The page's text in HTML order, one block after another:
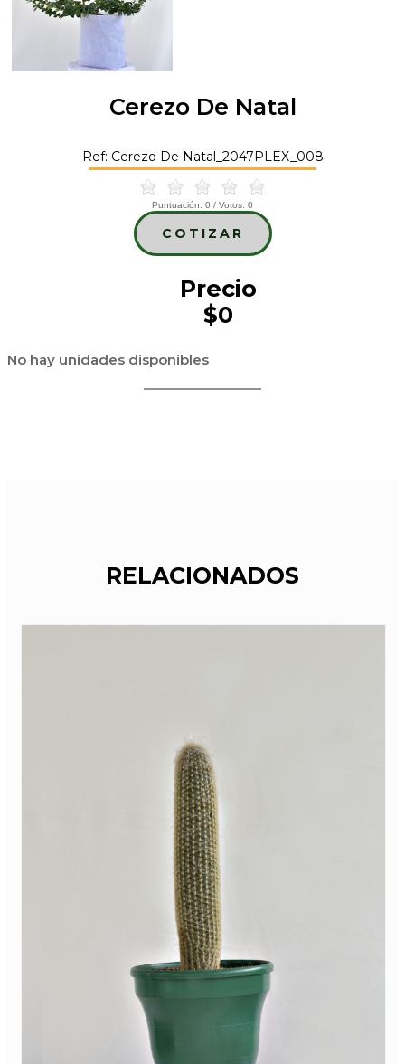
Cerezo De Natal
Ref: Cerezo De Natal_2047PLEX_008
Puntuación: 0 / Votos: 0
COTIZAR
Precio
$0
No hay unidades disponibles
RELACIONADOS